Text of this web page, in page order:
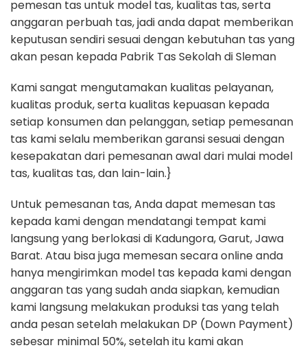
pemesan tas untuk model tas, kualitas tas, serta
anggaran perbuah tas, jadi anda dapat memberikan
keputusan sendiri sesuai dengan kebutuhan tas yang
akan pesan kepada Pabrik Tas Sekolah di Sleman
Kami sangat mengutamakan kualitas pelayanan,
kualitas produk, serta kualitas kepuasan kepada
setiap konsumen dan pelanggan, setiap pemesanan
tas kami selalu memberikan garansi sesuai dengan
kesepakatan dari pemesanan awal dari mulai model
tas, kualitas tas, dan lain-lain.}
Untuk pemesanan tas, Anda dapat memesan tas
kepada kami dengan mendatangi tempat kami
langsung yang berlokasi di Kadungora, Garut, Jawa
Barat. Atau bisa juga memesan secara online anda
hanya mengirimkan model tas kepada kami dengan
anggaran tas yang sudah anda siapkan, kemudian
kami langsung melakukan produksi tas yang telah
anda pesan setelah melakukan DP (Down Payment)
sebesar minimal 50%, setelah itu kami akan